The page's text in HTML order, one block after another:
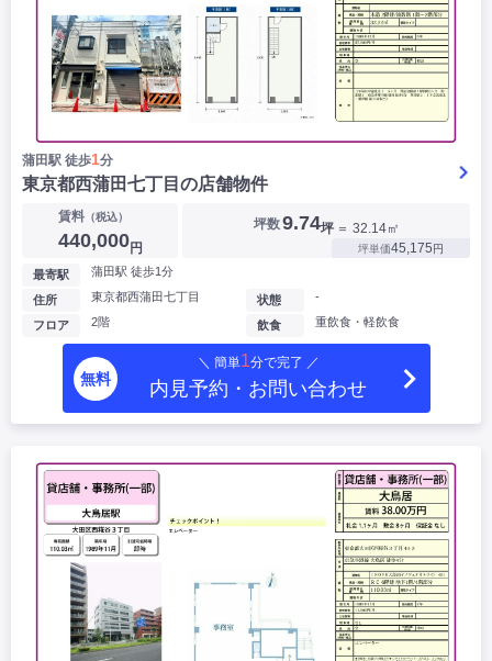
蒲田駅 徒歩1分
東京都西蒲田七丁目の店舗物件
賃料（税込）
440,000円
坪数9.74坪 ＝ 32.14㎡
坪単価45,175円
最寄駅 蒲田駅 徒歩1分
住所 東京都西蒲田七丁目
フロア 2階
状態 -
飲食 重飲食・軽飲食
無料
＼ 簡単1分で完了 ／
内見予約・お問い合わせ